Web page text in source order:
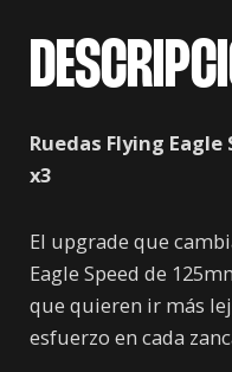
Ruedas Flying Eagle
x3
El upgrade que
Eagle Speed de
que quieren ir más
esfuerzo en cada